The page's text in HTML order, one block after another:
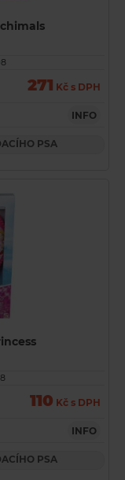
271 Kč s DPH
INFO
PSA
110 Kč s DPH
INFO
PSA